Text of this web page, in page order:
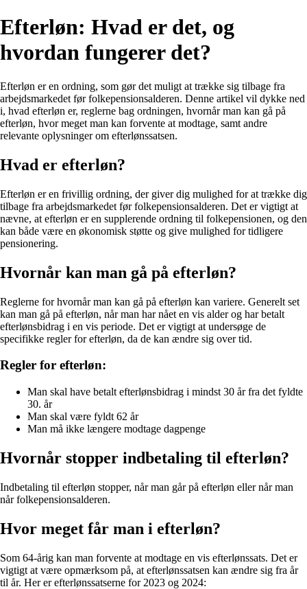
Efterløn: Hvad er det, og
hvordan fungerer det?
Efterløn er en ordning, som gør det muligt at trække sig tilbage fra
arbejdsmarkedet før folkepensionsalderen. Denne artikel vil dykke ned
i, hvad efterløn er, reglerne bag ordningen, hvornår man kan gå på
efterløn, hvor meget man kan forvente at modtage, samt andre
relevante oplysninger om efterlønssatsen.
Hvad er efterløn?
Efterløn er en frivillig ordning, der giver dig mulighed for at trække dig
tilbage fra arbejdsmarkedet før folkepensionsalderen. Det er vigtigt at
nævne, at efterløn er en supplerende ordning til folkepensionen, og den
kan både være en økonomisk støtte og give mulighed for tidligere
pensionering.
Hvornår kan man gå på efterløn?
Reglerne for hvornår man kan gå på efterløn kan variere. Generelt set
kan man gå på efterløn, når man har nået en vis alder og har betalt
efterlønsbidrag i en vis periode. Det er vigtigt at undersøge de
specifikke regler for efterløn, da de kan ændre sig over tid.
Regler for efterløn:
Man skal have betalt efterlønsbidrag i mindst 30 år fra det fyldte
30. år
Man skal være fyldt 62 år
Man må ikke længere modtage dagpenge
Hvornår stopper indbetaling til efterløn?
Indbetaling til efterløn stopper, når man går på efterløn eller når man
når folkepensionsalderen.
Hvor meget får man i efterløn?
Som 64-årig kan man forvente at modtage en vis efterlønssats. Det er
vigtigt at være opmærksom på, at efterlønssatsen kan ændre sig fra år
til år. Her er efterlønssatserne for 2023 og 2024: